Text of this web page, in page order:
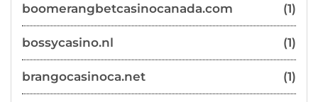
boomerangbetcasinocanada.com (1)
bossycasino.nl (1)
brangocasinoca.net (1)